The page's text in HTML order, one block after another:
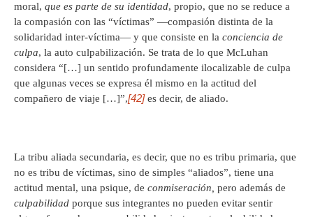
moral, que es parte de su identidad, propio, que no se reduce a
la compasión con las “víctimas” —compasión distinta de la
solidaridad inter-víctima— y que consiste en la conciencia de
culpa, la auto culpabilización. Se trata de lo que McLuhan
considera “[…] un sentido profundamente ilocalizable de culpa
que algunas veces se expresa él mismo en la actitud del
compañero de viaje […]”,[42]es decir, de aliado.
La tribu aliada secundaria, es decir, que no es tribu primaria, que
no es tribu de víctimas, sino de simples “aliados”, tiene una
actitud mental, una psique, de conmiseración, pero además de
culpabilidad porque sus integrantes no pueden evitar sentir